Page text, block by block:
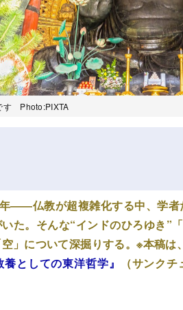
す Photo:PIXTA
――仏教が超複雑化する中、学
た。そんな“インドのひろゆき”
」について深掘りする。※本稿は
としての東洋哲学』
（サンク